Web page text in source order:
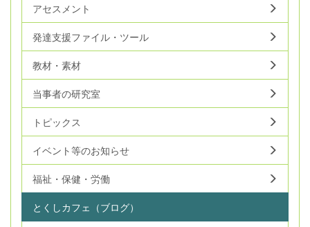
アセスメント
発達支援ファイル・ツール
教材・素材
当事者の研究室
トピックス
イベント等のお知らせ
福祉・保健・労働
とくしカフェ（ブログ）